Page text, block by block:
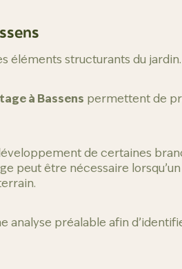
éléments structurants du jardin.
à Bassens permettent de
de certaines
peut être nécessaire
analyse préalable afin